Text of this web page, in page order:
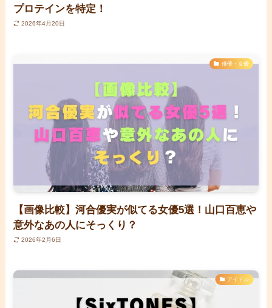
プロテインを特定！
2026年4月20日
俳優・女優
【画像比較】河合優実が似てる女優5選！山口百恵や
意外なあの人にそっくり？
2026年2月6日
アイドル